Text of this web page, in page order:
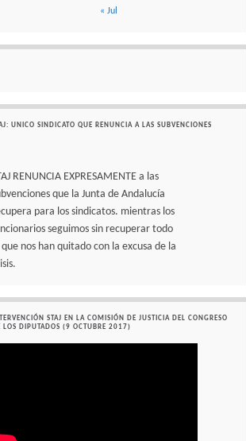
« Jul
UNICO SINDICATO QUE RENUNCIA A LAS SUBVENCIONES
RENUNCIA EXPRESAMENTE a las
que la Junta de Andalucía
para los sindicatos. mientras los
seguimos sin recuperar todo
que nos han quitado con la excusa de la
STAJ EN LA COMISIÓN DE JUSTICIA DEL CONGRESO
LOS DIPUTADOS (9 OCTUBRE 2017)